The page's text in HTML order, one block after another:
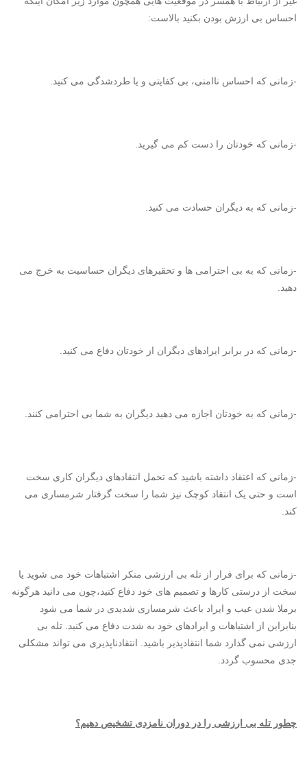
احساس بی ارزش بودن بکنید بالاست:
-زمانی که احساس ناامنی، بی کفایتی و یا طردشدگی می کنید.
-زمانی که خودتان را دست کم می گیرید.
-زمانی که به دیگران حسادت می کنید.
-زمانی که به بی احترامی ها و تحقیرهای دیگران حساسیت به خرج می
دهید.
-زمانی که در برابر ایرادهای دیگران از خودتان دفاع می کنید.
-زمانی که به خودتان اجازه می دهید دیگران به شما بی احترامی کنند.
-زمانی که اعتقاد داشته باشید که تحمل انتقادهای دیگران کاری سخت
است و حتی یک انتقاد کوچک نیز شما را سخت گرفتار شرمساری می
کند.
-زمانی که برای فرار از تله بی ارزشی منکر اشتباهات خود می شوید یا
سخت از درستی کارها و تصمیم های خود دفاع کنید،چون می دانید هرگونه
برملا شدن عیب و ایراد باعث شرمساری شدیدی در شما می شود
بنابراین از اشتباهات و ایرادهای خود به شدت دفاع می کنید. تله بی
ارزشی نمی گذارد شما انتقادپذیر باشید. انتقادناپذیری می تواند مشکلی
جدی محسوب گردد.
چطور تله بی ارزشی را در دوران نامزدی تشخیص دهیم؟